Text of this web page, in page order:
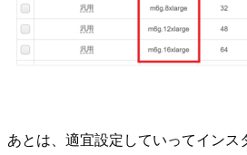
あとは、適宜設定していってインス